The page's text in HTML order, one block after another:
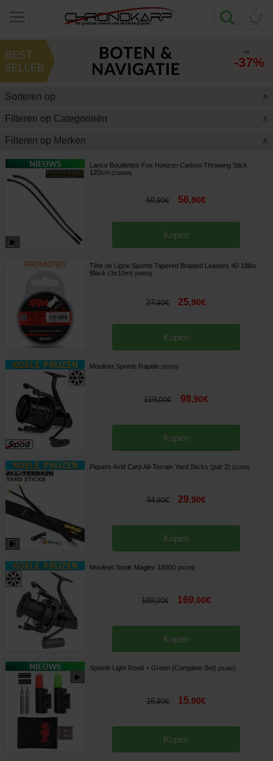
tot
-37%
Sorteren op >
Filteren op Categorieën >
Filteren op Merken >
Lance Bouillettes Fox Horizon Carbon Throwing Stick
120cm
213580A]
59,90€ 56,90€
Kopen
Tête de Ligne Spomb Tapered Braided Leaders 40-18lbs
Black (3x10m)
206653]
27,90€ 25,90€
Kopen
Moulinet Spomb Rapide 202793]
119,00€ 98,90€
Kopen
Piquets Avid Carp All-Terrain Yard Sticks (par 2) 213455]
34,90€ 29,90€
Kopen
Moulinet Sonik Maglev 18000 202789]
189,00€ 169,00€
Kopen
Spomb Light Rood + Groen (Complete Set) 213487]
16,90€ 15,90€
Kopen